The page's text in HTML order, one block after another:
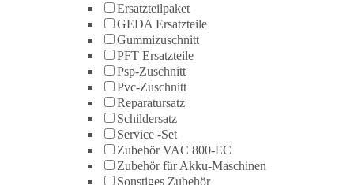
Ersatzteilpaket
GEDA Ersatzteile
Gummizuschnitt
PFT Ersatzteile
Psp-Zuschnitt
Pvc-Zuschnitt
Reparatursatz
Schildersatz
Service -Set
Zubehör VAC 800-EC
Zubehör für Akku-Maschinen
Sonstiges Zubehör